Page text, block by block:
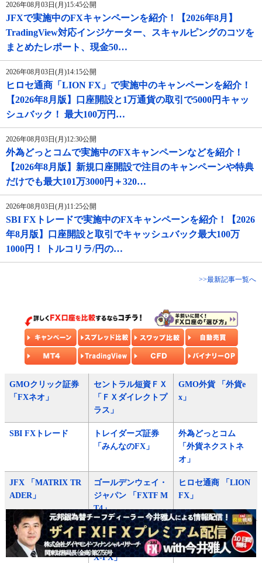
2026年08月03日(月)15:45公開
JFXで実施中のFXキャンペーンを紹介！【2026年8月】
TradingView対応インジケーター、スキャルピングのコツを
まとめたレポート、現金50…
2026年08月03日(月)14:15公開
ヒロセ通商「LION FX」で実施中のキャンペーンを紹介！
【2026年8月版】口座開設と1万通貨の取引で5000円キャッ
シュバック！ 最大100万円…
2026年08月03日(月)12:30公開
外為どっとコムで実施中のFXキャンペーンなどを紹介！
【2026年8月版】新規口座開設で注目のキャンペーンや特典
だけでも最大101万3000円＋320…
2026年08月03日(月)11:25公開
SBI FXトレードで実施中のFXキャンペーンを紹介！【2026
年8月版】口座開設と取引でキャッシュバック最大100万
1000円！ トルコリラ/円の…
>>最新記事一覧へ
GMOクリック証券
「FXネオ」
セントラル短資ＦＸ
「ＦＸダイレクトプ
ラス」
GMO外貨 「外貨e
x」
SBI FXトレード
トレイダーズ証券
「みんなのFX」
外為どっとコム
「外貨ネクストネ
オ」
JFX 「MATRIX TR
ADER」
ゴールデンウェイ・
ジャパン 「FXTF M
T4」
ヒロセ通商 「LION
FX」
トレイダーズ証券
「LIGHT FX」
ゴールデンウェイ・
ジャパン 「FXTF G
X-FX」
松井証券